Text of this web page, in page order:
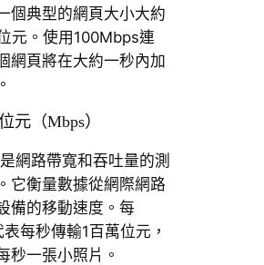
個典型的網頁大小大約
元。使用100Mbps連
網頁將在大約一秒內加
元（Mbps）
網路帶寬和吞吐量的測
它衡量數據從網際網路
備的移動速度。每
每秒傳輸1百萬位元，
秒一張小照片。